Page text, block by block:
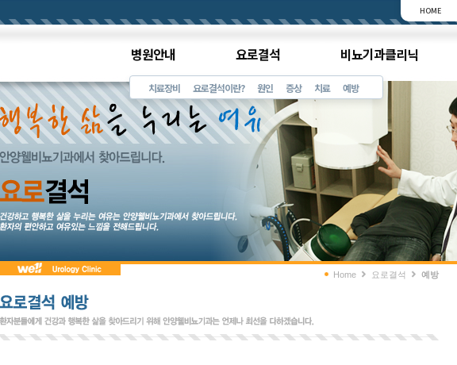
병원안내 요로결석 비뇨기과클리닉
치료장비 요로결석이란? 원인 증상 치료 예방
HOME
Home 요로결석 예방